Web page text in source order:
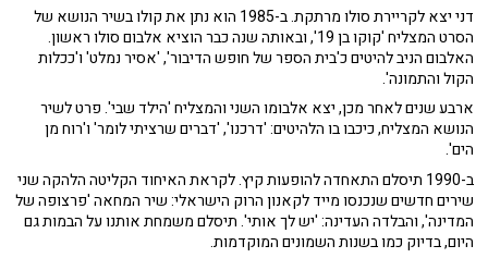
דני יצא לקריירת סולו מרתקת. ב-1985 הוא נתן את קולו בשיר הנושא של
הסרט המצליח 'קוקו בן 19', ובאותה שנה כבר הוציא אלבום סולו ראשון.
האלבום הניב להיטים כ'בית הספר של חופש הדיבור', 'אסיר נמלט' ו'ככלות
הקול והתמונה'.
ארבע שנים לאחר מכן, יצא אלבומו השני והמצליח 'הילד שבי'. פרט לשיר
הנושא המצליח, כיכבו בו הלהיטים: 'דרכנו', 'דברים שרציתי לומר' ו'רוח מן
הים'.
ב-1990 תיסלם התאחדה להופעות קיץ. לקראת האיחוד הקליטה הלהקה שני
שירים חדשים שנכנסו מייד לקאנון הרוק הישראלי: שיר המחאה 'פרצופה של
המדינה', והבלדה העדינה: 'יש לך אותי'. תיסלם משמחת אותנו על הבמות גם
היום, בדיוק כמו בשנות השמונים המוקדמות.